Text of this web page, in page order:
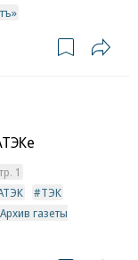
1
ТЭК
Архив газеты